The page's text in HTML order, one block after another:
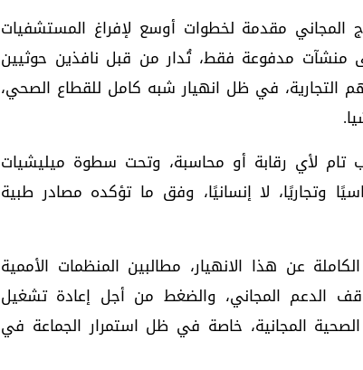
مقدمة لخطوات أوسع لإفراغ المستشفيات
منشآت مدفوعة فقط، تُدار من قبل نافذين حوثيين
التجارية، في ظل انهيار شبه كامل للقطاع الصحي،
لأي رقابة أو محاسبة، وتحت سطوة ميليشيات
وتجاريًا، لا إنسانيًا، وفق ما تؤكده مصادر طبية
عن هذا الانهيار، مطالبين المنظمات الأممية
الدعم المجاني، والضغط من أجل إعادة تشغيل
المجانية، خاصة في ظل استمرار الجماعة في